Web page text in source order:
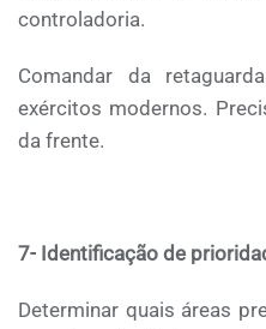
controladoria.
Comandar da
exércitos modernos.
da frente.
7- Identificação de
Determinar quais áreas